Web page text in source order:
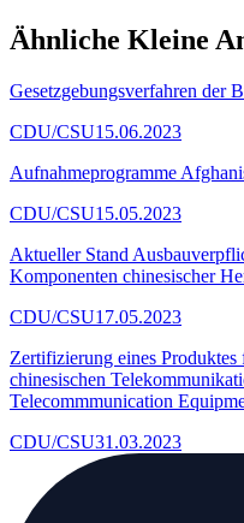
Ähnliche Kleine
Gesetzgebungsverfahren der
CDU/CSU15.06.2023
Aufnahmeprogramme
CDU/CSU15.05.2023
Aktueller Stand
Komponenten chinesischer
CDU/CSU17.05.2023
Zertifizierung eines
chinesischen
Telecommmunication
CDU/CSU31.03.2023